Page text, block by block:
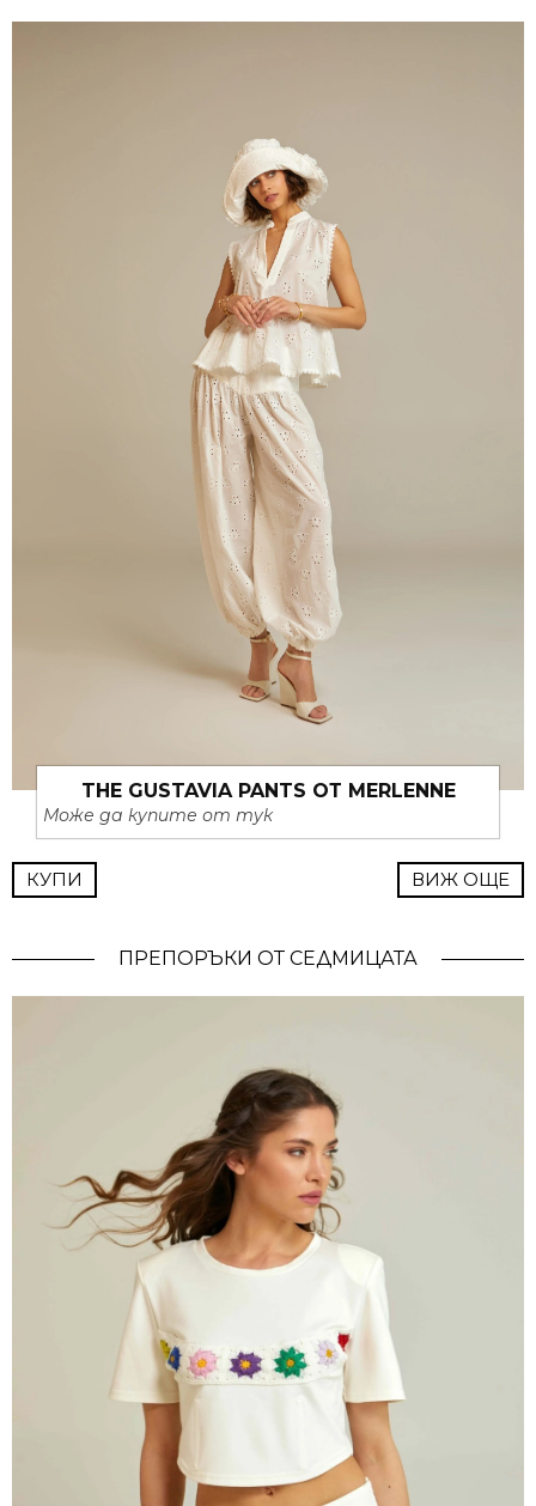
THE GUSTAVIA PANTS ОТ MERLENNE
Може да купите от тук
КУПИ ВИЖ ОЩЕ
ПРЕПОРЪКИ ОТ СЕДМИЦАТА